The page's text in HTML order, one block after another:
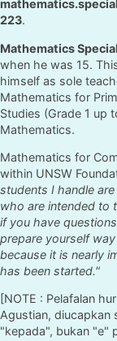
223.
Mathematics
when he was 15.
himself as sole
Mathematics for
Studies (Grade 1 up
Mathematics.
Mathematics for
within UNSW
students I handle
who are intended to
if you have
prepare yourself
because it is nearly
has been started."
[NOTE : Pelafalan
Agustian, diucapkan
"kepada", bukan "e"